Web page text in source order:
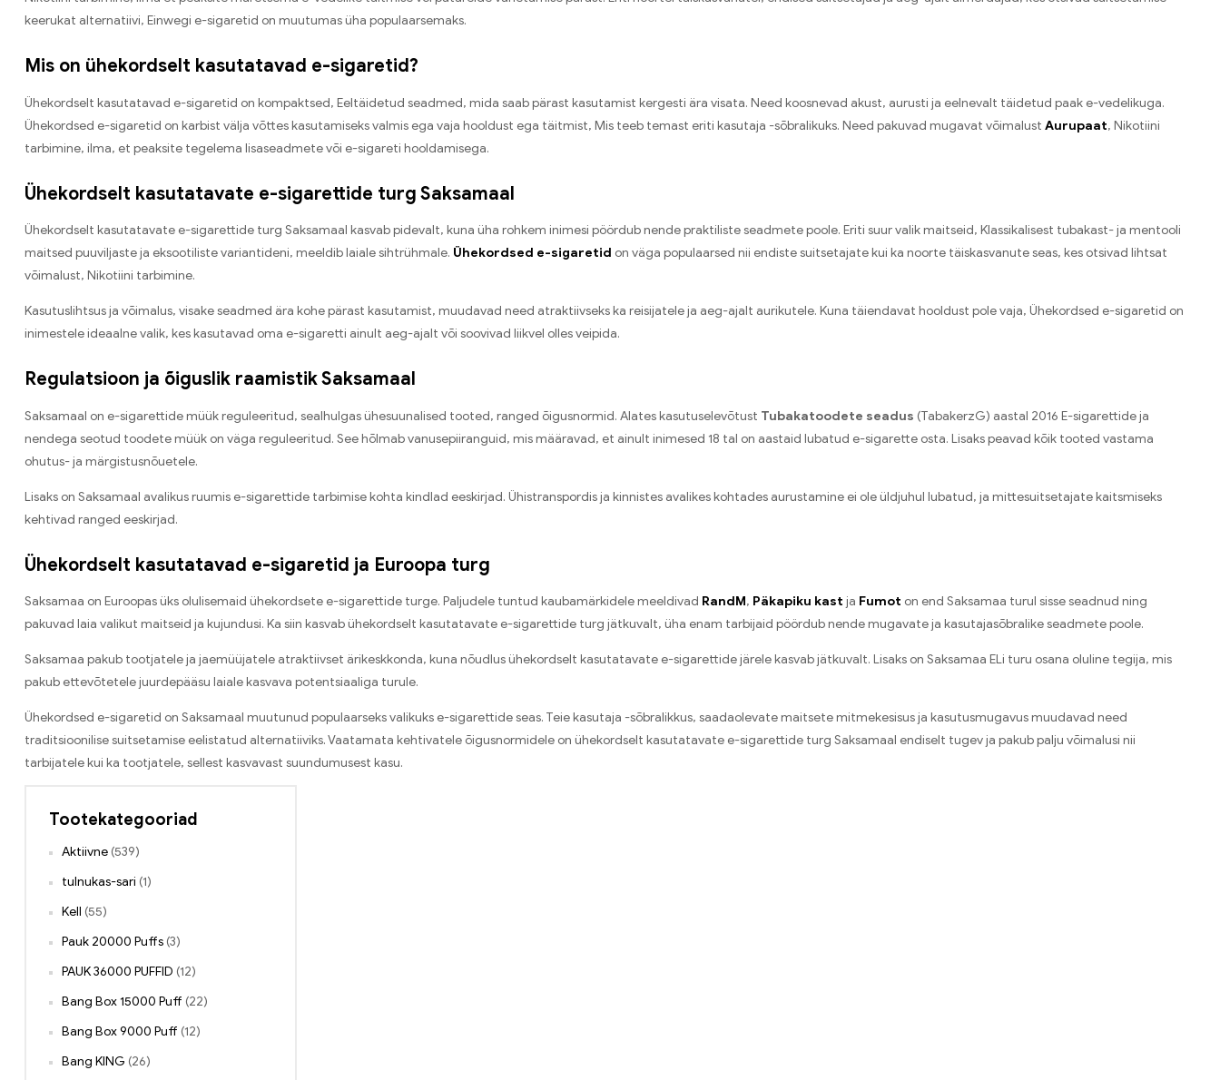
keerukat alternatiivi, Einwegi e-sigaretid on muutumas üha populaarsemaks.
Mis on ühekordselt kasutatavad e-sigaretid?
Ühekordselt kasutatavad e-sigaretid on kompaktsed, Eeltäidetud seadmed, mida saab pärast kasutamist kergesti ära visata. Need koosnevad akust, aurusti ja eelnevalt täidetud paak e-vedelikuga.
Ühekordsed e-sigaretid on karbist välja võttes kasutamiseks valmis ega vaja hooldust ega täitmist, Mis teeb temast eriti kasutaja -sõbralikuks. Need pakuvad mugavat võimalust Aurupaat, Nikotiini
tarbimine, ilma, et peaksite tegelema lisaseadmete või e-sigareti hooldamisega.
Ühekordselt kasutatavate e-sigarettide turg Saksamaal
Ühekordselt kasutatavate e-sigarettide turg Saksamaal kasvab pidevalt, kuna üha rohkem inimesi pöördub nende praktiliste seadmete poole. Eriti suur valik maitseid, Klassikalisest tubakast- ja mentooli
maitsed puuviljaste ja eksootiliste variantideni, meeldib laiale sihtrühmale. Ühekordsed e-sigaretid on väga populaarsed nii endiste suitsetajate kui ka noorte täiskasvanute seas, kes otsivad lihtsat
võimalust, Nikotiini tarbimine.
Kasutuslihtsus ja võimalus, visake seadmed ära kohe pärast kasutamist, muudavad need atraktiivseks ka reisijatele ja aeg-ajalt aurikutele. Kuna täiendavat hooldust pole vaja, Ühekordsed e-sigaretid on
inimestele ideaalne valik, kes kasutavad oma e-sigaretti ainult aeg-ajalt või soovivad liikvel olles veipida.
Regulatsioon ja õiguslik raamistik Saksamaal
Saksamaal on e-sigarettide müük reguleeritud, sealhulgas ühesuunalised tooted, ranged õigusnormid. Alates kasutuselevõtust Tubakatoodete seadus (TabakerzG) aastal 2016 E-sigarettide ja
nendega seotud toodete müük on väga reguleeritud. See hõlmab vanusepiiranguid, mis määravad, et ainult inimesed 18 tal on aastaid lubatud e-sigarette osta. Lisaks peavad kõik tooted vastama
ohutus- ja märgistusnõuetele.
Lisaks on Saksamaal avalikus ruumis e-sigarettide tarbimise kohta kindlad eeskirjad. Ühistranspordis ja kinnistes avalikes kohtades aurustamine ei ole üldjuhul lubatud, ja mittesuitsetajate kaitsmiseks
kehtivad ranged eeskirjad.
Ühekordselt kasutatavad e-sigaretid ja Euroopa turg
Saksamaa on Euroopas üks olulisemaid ühekordsete e-sigarettide turge. Paljudele tuntud kaubamärkidele meeldivad RandM, Päkapiku kast ja Fumot on end Saksamaa turul sisse seadnud ning
pakuvad laia valikut maitseid ja kujundusi. Ka siin kasvab ühekordselt kasutatavate e-sigarettide turg jätkuvalt, üha enam tarbijaid pöördub nende mugavate ja kasutajasõbralike seadmete poole.
Saksamaa pakub tootjatele ja jaemüüjatele atraktiivset ärikeskkonda, kuna nõudlus ühekordselt kasutatavate e-sigarettide järele kasvab jätkuvalt. Lisaks on Saksamaa ELi turu osana oluline tegija, mis
pakub ettevõtetele juurdepääsu laiale kasvava potentsiaaliga turule.
Ühekordsed e-sigaretid on Saksamaal muutunud populaarseks valikuks e-sigarettide seas. Teie kasutaja -sõbralikkus, saadaolevate maitsete mitmekesisus ja kasutusmugavus muudavad need
traditsioonilise suitsetamise eelistatud alternatiiviks. Vaatamata kehtivatele õigusnormidele on ühekordselt kasutatavate e-sigarettide turg Saksamaal endiselt tugev ja pakub palju võimalusi nii
tarbijatele kui ka tootjatele, sellest kasvavast suundumusest kasu.
Tootekategooriad
Aktiivne (539)
tulnukas-sari (1)
Kell (55)
Pauk 20000 Puffs (3)
PAUK 36000 PUFFID (12)
Bang Box 15000 Puff (22)
Bang Box 9000 Puff (12)
Bang KING (26)